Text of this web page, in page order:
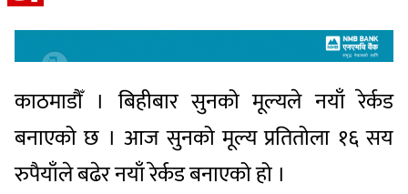
काठमाडौँ । बिहीबार सुनको मूल्यले नयाँ रेर्कड
बनाएको छ । आज सुनको मूल्य प्रतितोला १६ सय
रुपैयाँले बढेर नयाँ रेर्कड बनाएको हो ।